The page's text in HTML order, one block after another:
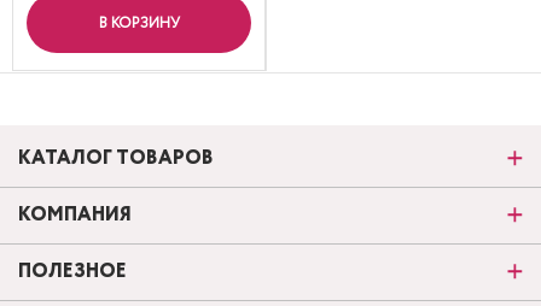
В КОРЗИНУ
КАТАЛОГ ТОВАРОВ
КОМПАНИЯ
ПОЛЕЗНОЕ